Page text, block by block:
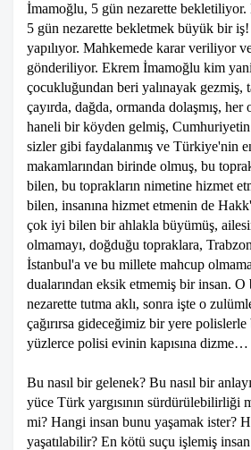
İmamoğlu, 5 gün nezarette
5 gün nezarette bekletmek büyük bir iş!
yapılıyor. Mahkemede karar veriliyor
gönderiliyor. Ekrem İmamoğlu kim
çocukluğundan beri yalınayak gezmiş,
çayırda, dağda, ormanda dolaşmış, her
haneli bir köyden gelmiş,
sizler gibi faydalanmış ve Türkiye'nin
makamlarından birinde olmuş, bu
bilen, bu toprakların nimetine hizmet
bilen, insanına hizmet etmenin de
çok iyi bilen bir ahlakla büyümüş,
olmamayı, doğduğu topraklara,
İstanbul'a ve bu millete mahcup
dualarından eksik etmemiş bir insan. O
nezarette tutma aklı, sonra işte o
çağırırsa gideceğimiz bir yere polislerle
yüzlerce polisi evinin kapısına dizme…
Bu nasıl bir gelenek? Bu nasıl bir
yüce Türk yargısının sürdürülebilirliği
mi? Hangi insan bunu yaşamak ister?
yaşatılabilir? En kötü suçu işlemiş